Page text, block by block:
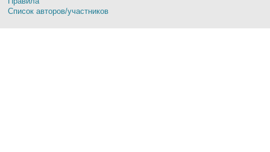
Список авторов/участников